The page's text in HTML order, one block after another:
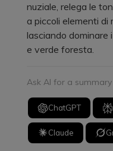
nuziale, relega le
a piccoli elementi di
lasciando dominare
e verde foresta.
Ask AI for a summary
ChatGPT
Claude